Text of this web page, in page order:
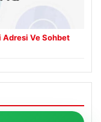
Ve Sohbet